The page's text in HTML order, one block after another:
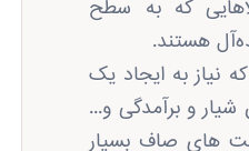
که به سطح
هستند.
نیاز به ایجاد یک
و برآمدگی و...
های صاف بسیار